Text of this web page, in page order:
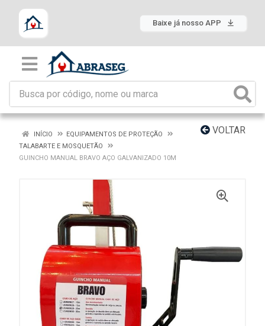
Baixe já nosso APP
VOLTAR
INÍCIO
EQUIPAMENTOS DE PROTEÇÃO
TALABARTE E MOSQUETÃO
GUINCHO MANUAL BRAVO AÇO GALVANIZADO 10M